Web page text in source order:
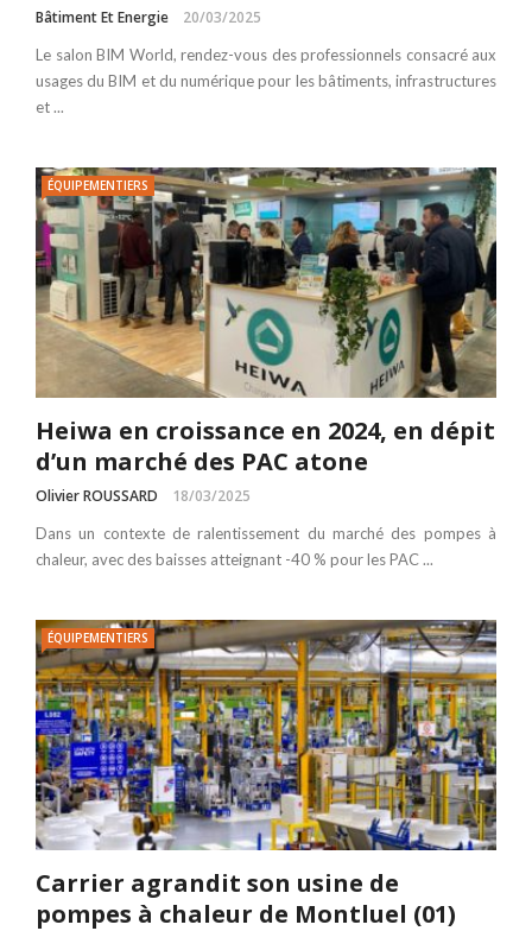
Bâtiment Et Energie 20/03/2025
Le salon BIM World, rendez-vous des professionnels consacré aux
usages du BIM et du numérique pour les bâtiments, infrastructures
et ...
ÉQUIPEMENTIERS
Heiwa en croissance en 2024, en dépit
d’un marché des PAC atone
Olivier ROUSSARD 18/03/2025
Dans un contexte de ralentissement du marché des pompes à
chaleur, avec des baisses atteignant -40 % pour les PAC ...
ÉQUIPEMENTIERS
Carrier agrandit son usine de
pompes à chaleur de Montluel (01)